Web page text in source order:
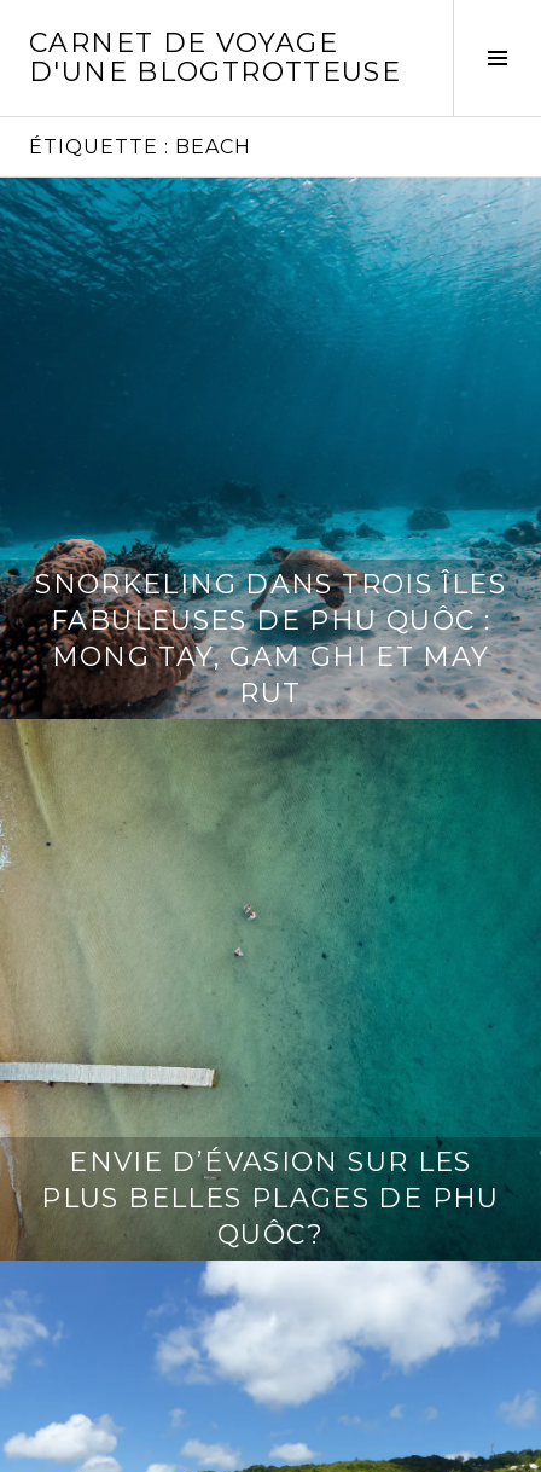
contenu
CARNET DE VOYAGE
D'UNE BLOGTROTTEUSE
ÉTIQUETTE : BEACH
SNORKELING DANS TROIS ÎLES
FABULEUSES DE PHU QUÔC :
MONG TAY, GAM GHI ET MAY
RUT
ENVIE D’ÉVASION SUR LES
PLUS BELLES PLAGES DE PHU
QUÔC?